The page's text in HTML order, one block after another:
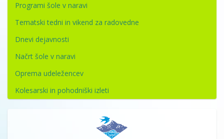
Programi šole v naravi
Tematski tedni in vikend za radovedne
Dnevi dejavnosti
Načrt šole v naravi
Oprema udeležencev
Kolesarski in pohodniški izleti